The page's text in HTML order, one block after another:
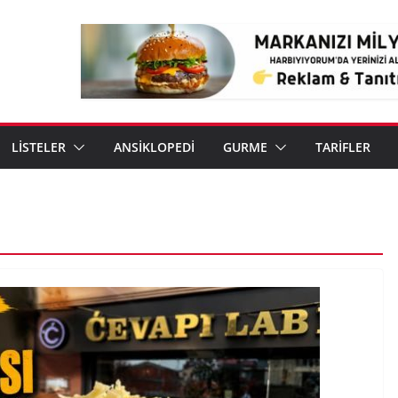
LİSTELER ANSİKLOPEDİ GURME TARİFLER